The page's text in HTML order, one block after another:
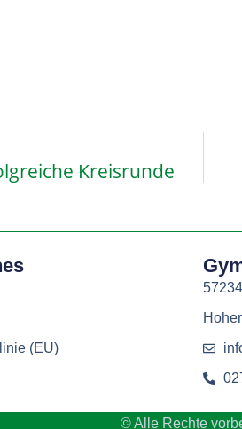
Kreisrunde
(EU)
© Alle Rechte